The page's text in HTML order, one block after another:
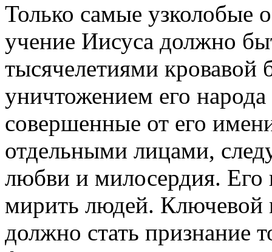
Только самые узколобые
учение Иисуса должно
тысячелетиями
уничтожением его
совершенные от его
отдельными лицами,
любви и милосердия. Его
мирить людей. Ключевой
должно стать признание